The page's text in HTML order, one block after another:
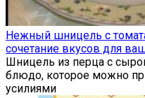
Нежный шницель с
сочетание вкусов для
Шницель из перца с
блюдо, которое можно
усилиями